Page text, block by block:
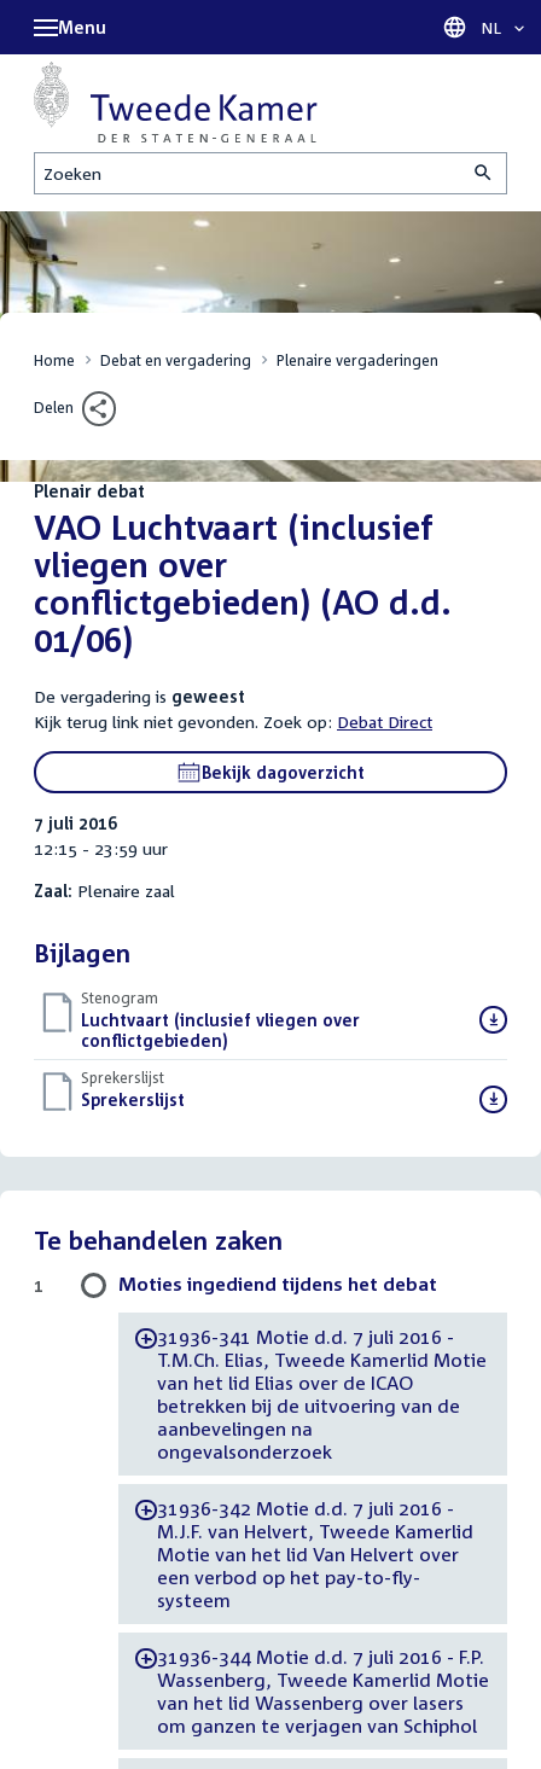
Zoeken
Menu Taal
NL
Home Debat en vergadering Plenaire vergaderingen
Delen
Plenair debat
:VAO Luchtvaart (inclusief
vliegen over
conflictgebieden) (AO d.d.
01/06)
De vergadering is geweest
Kijk terug link niet gevonden. Zoek op: Debat Direct
Bekijk dagoverzicht
7 juli 2016
12:15 - 23:59 uur
Zaal: Plenaire zaal
Bijlagen
Stenogram
Download
bestand:
Luchtvaart (inclusief vliegen over
conflictgebieden)
Sprekerslijst
Download
Sprekerslijst
Te behandelen zaken
Moties ingediend tijdens het debat
-31936-341 Motie d.d. 7 juli 2016 -
T.M.Ch. Elias, Tweede Kamerlid Motie
van het lid Elias over de ICAO
betrekken bij de uitvoering van de
aanbevelingen na
ongevalsonderzoek
-31936-342 Motie d.d. 7 juli 2016 -
M.J.F. van Helvert, Tweede Kamerlid
Motie van het lid Van Helvert over
een verbod op het pay-to-fly-
systeem
-31936-344 Motie d.d. 7 juli 2016 - F.P.
Wassenberg, Tweede Kamerlid Motie
van het lid Wassenberg over lasers
om ganzen te verjagen van Schiphol
1